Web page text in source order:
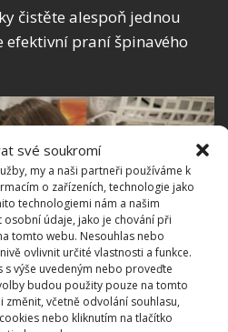
své soukromí
my a naši partneři používáme k
o zařízeních, technologie jako
technologiemi nám a našim
údaje, jako je chování při
tomto webu. Nesouhlas nebo
ovlivnit určité vlastnosti a funkce.
s výše uvedeným nebo proveďte
budou použity pouze na tomto
změnit, včetně odvolání souhlasu,
nebo kliknutím na tlačítko
čistěte alespoň jednou
efektivní praní špinavého